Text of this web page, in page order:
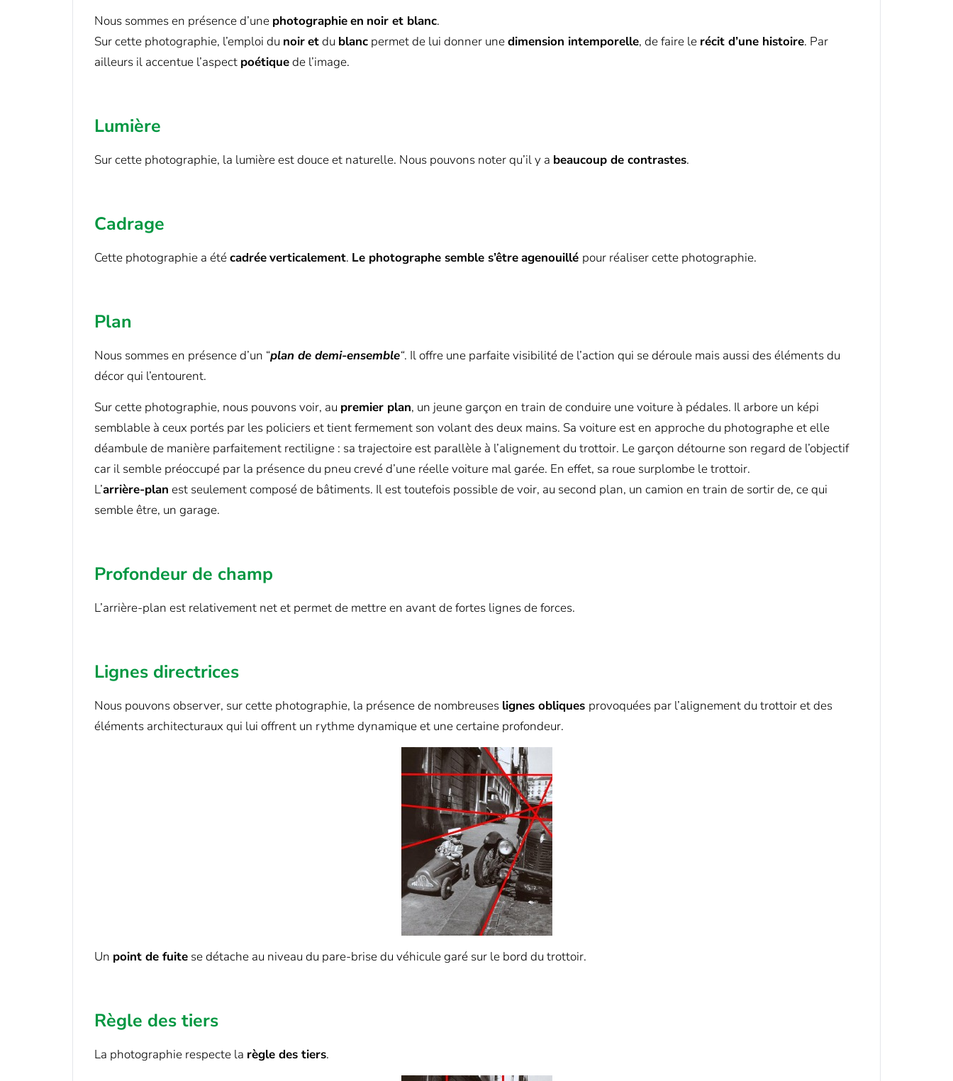
Nous sommes en présence d’une photographieen noir et blanc.
Sur cette photographie, l’emploi du noiretdu blanc permet de lui donner unedimension intemporelle, de faire le récit d’une histoire. Par
ailleurs il accentue l’aspect poétiquede l’image.
Lumière
Sur cette photographie, la lumière est douce et naturelle. Nous pouvons noter qu’il y a beaucoup de contrastes.
Cadrage
Cette photographie a étécadréeverticalement. Le photographe semble s’êtreagenouillé pour réaliser cette photographie.
Plan
Nous sommes en présence d’un “plan de demi-ensemble“. Il offre une parfaite visibilité de l’action qui se déroule mais aussi des éléments du
décor qui l’entourent.
Sur cette photographie, nous pouvons voir, au premier plan, un jeune garçon en train de conduire une voiture à pédales. Il arbore un képi
semblable à ceux portés par les policiers et tient fermement son volant des deux mains. Sa voiture est en approche du photographe et elle
déambule de manière parfaitement rectiligne : sa trajectoire est parallèle à l’alignement du trottoir. Le garçon détourne son regard de l’objectif
car il semble préoccupé par la présence du pneu crevé d’une réelle voiture mal garée. En effet, sa roue surplombe le trottoir.
L’arrière-plan est seulement composé de bâtiments. Il est toutefois possible de voir, au second plan, un camion en train de sortir de, ce qui
semble être, un garage.
Profondeur de champ
L’arrière-plan est relativement net et permet de mettre en avant de fortes lignes de forces.
Lignes directrices
Nous pouvons observer, sur cette photographie, la présence de nombreuses lignes obliques provoquées par l’alignement du trottoir et des
éléments architecturaux qui lui offrent un rythme dynamique et une certaine profondeur.
Un point de fuite se détache au niveau du pare-brise du véhicule garé sur le bord du trottoir.
Règle des tiers
La photographie respecte la règle des tiers.